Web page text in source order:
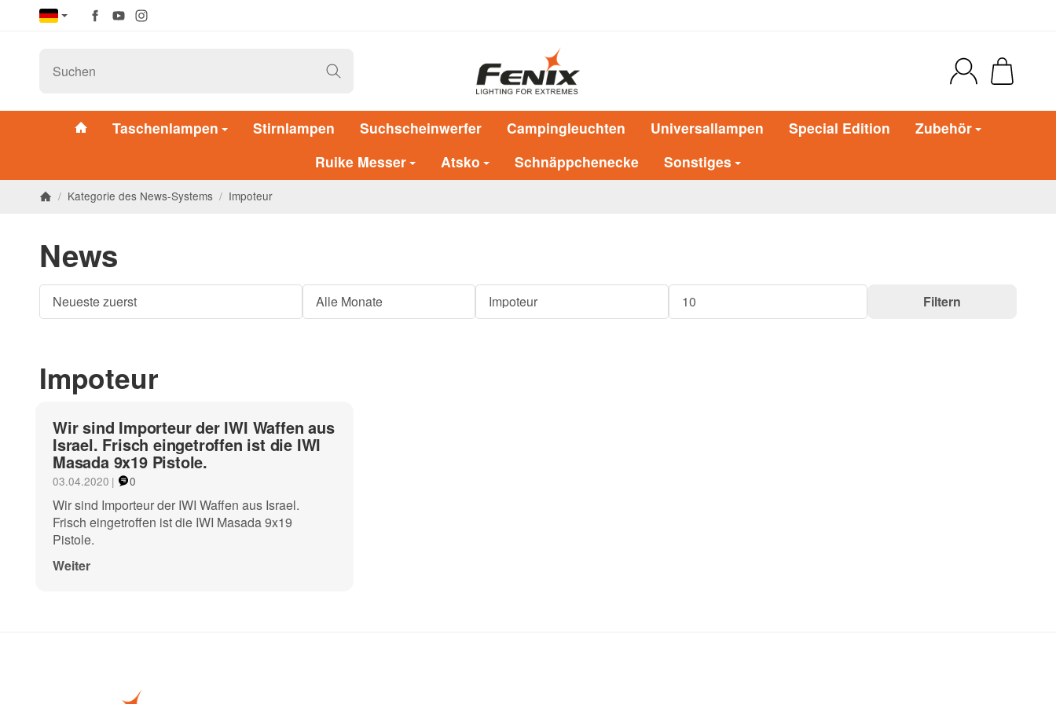
Taschenlampen Stirnlampen Suchscheinwerfer Campingleuchten Universallampen Special Edition
Zubehör
Ruike Messer
Atsko Schnäppchenecke Sonstiges
/ Kategorie des News-Systems / Impoteur
News
Filtern
Impoteur
Wir sind Importeur der IWI Waffen aus
Israel. Frisch eingetroffen ist die IWI
Masada 9x19 Pistole.
03.04.2020 | 0
Wir sind Importeur der IWI Waffen aus Israel.
Frisch eingetroffen ist die IWI Masada 9x19
Pistole.
Weiter